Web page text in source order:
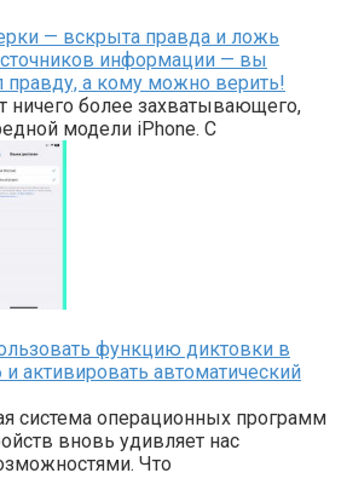
— вскрыта правда и ложь
информации — вы
правду, а кому можно верить!
ничего более захватывающего,
модели iPhone. С
функцию диктовки в
активировать автоматический
система операционных программ
вновь удивляет нас
Что